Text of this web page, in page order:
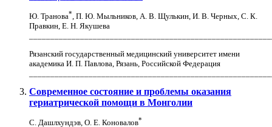
Ю. Транова*, П. Ю. Мыльников, А. В. Щулькин, И. В. Черных, С. К.
Правкин, Е. Н. Якушева
Рязанский государственный медицинский университет имени
академика И. П. Павлова, Рязань, Российской Федерация
Современное состояние и проблемы оказания
гериатрической помощи в Монголии
С. Дашлхундэв, О. Е. Коновалов*